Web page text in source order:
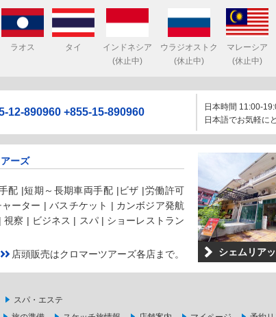
ラオス タイ
インドネシア
(休止中)
ウラジオストク
(休止中)
マレーシア
(休止中)
12-890960 +855-15-890960
日本時間 11:00-
日本語でお気軽に
ーズ
配 |短期～長期車両手配 |ビザ |労働許可
ーター | バスチケット | カンボジア発航
視察 | ビジネス | スパ | ショーレストラン
店頭販売はクロマーツアーズ各店まで。 シェムリア
スパ・エステ